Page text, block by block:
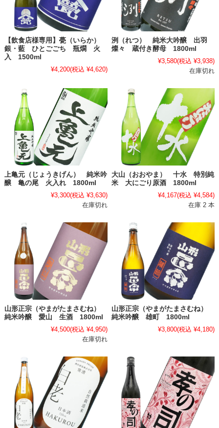
【飲食店様専用】甍（いらか）
銀・藍 ひとごごち 瓶燗 火
入 1500ml
¥4,200(税込 ¥4,620)
洌（れつ） 純米大吟醸 出羽
燦々 蔵付き酵母 1800ml
¥3,580(税込 ¥3,938)
在庫切れ
上亀元（じょうきげん） 純米吟
醸 亀の尾 火入れ 1800ml
¥3,300(税込 ¥3,630)
在庫切れ
大山（おおやま） 十水 特別純
米 大にごり原酒 1800ml
¥4,167(税込 ¥4,584)
在庫 2 本
山形正宗（やまがたまさむね）
純米吟醸 愛山 生酒 1800ml
¥4,500(税込 ¥4,950)
在庫切れ
山形正宗（やまがたまさむね）
純米吟醸 雄町 1800ml
¥3,800(税込 ¥4,180)